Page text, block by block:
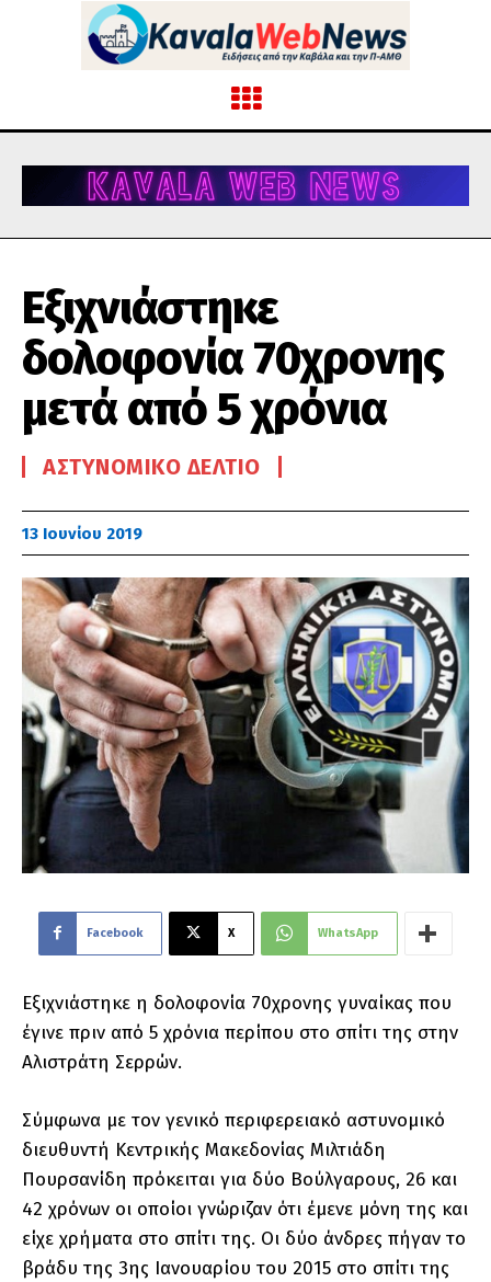
Εξιχνιάστηκε
δολοφονία 70χρονης
μετά από 5 χρόνια
ΑΣΤΥΝΟΜΙΚΌ ΔΕΛΤΊΟ
13 Ιουνίου 2019
Facebook X WhatsApp
Εξιχνιάστηκε η δολοφονία 70χρονης γυναίκας που
έγινε πριν από 5 χρόνια περίπου στο σπίτι της στην
Αλιστράτη Σερρών.
Σύμφωνα με τον γενικό περιφερειακό αστυνομικό
διευθυντή Κεντρικής Μακεδονίας Μιλτιάδη
Πουρσανίδη πρόκειται για δύο Βούλγαρους, 26 και
42 χρόνων οι οποίοι γνώριζαν ότι έμενε μόνη της και
είχε χρήματα στο σπίτι της. Οι δύο άνδρες πήγαν το
βράδυ της 3ης Ιανουαρίου του 2015 στο σπίτι της